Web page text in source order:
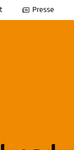
Presse